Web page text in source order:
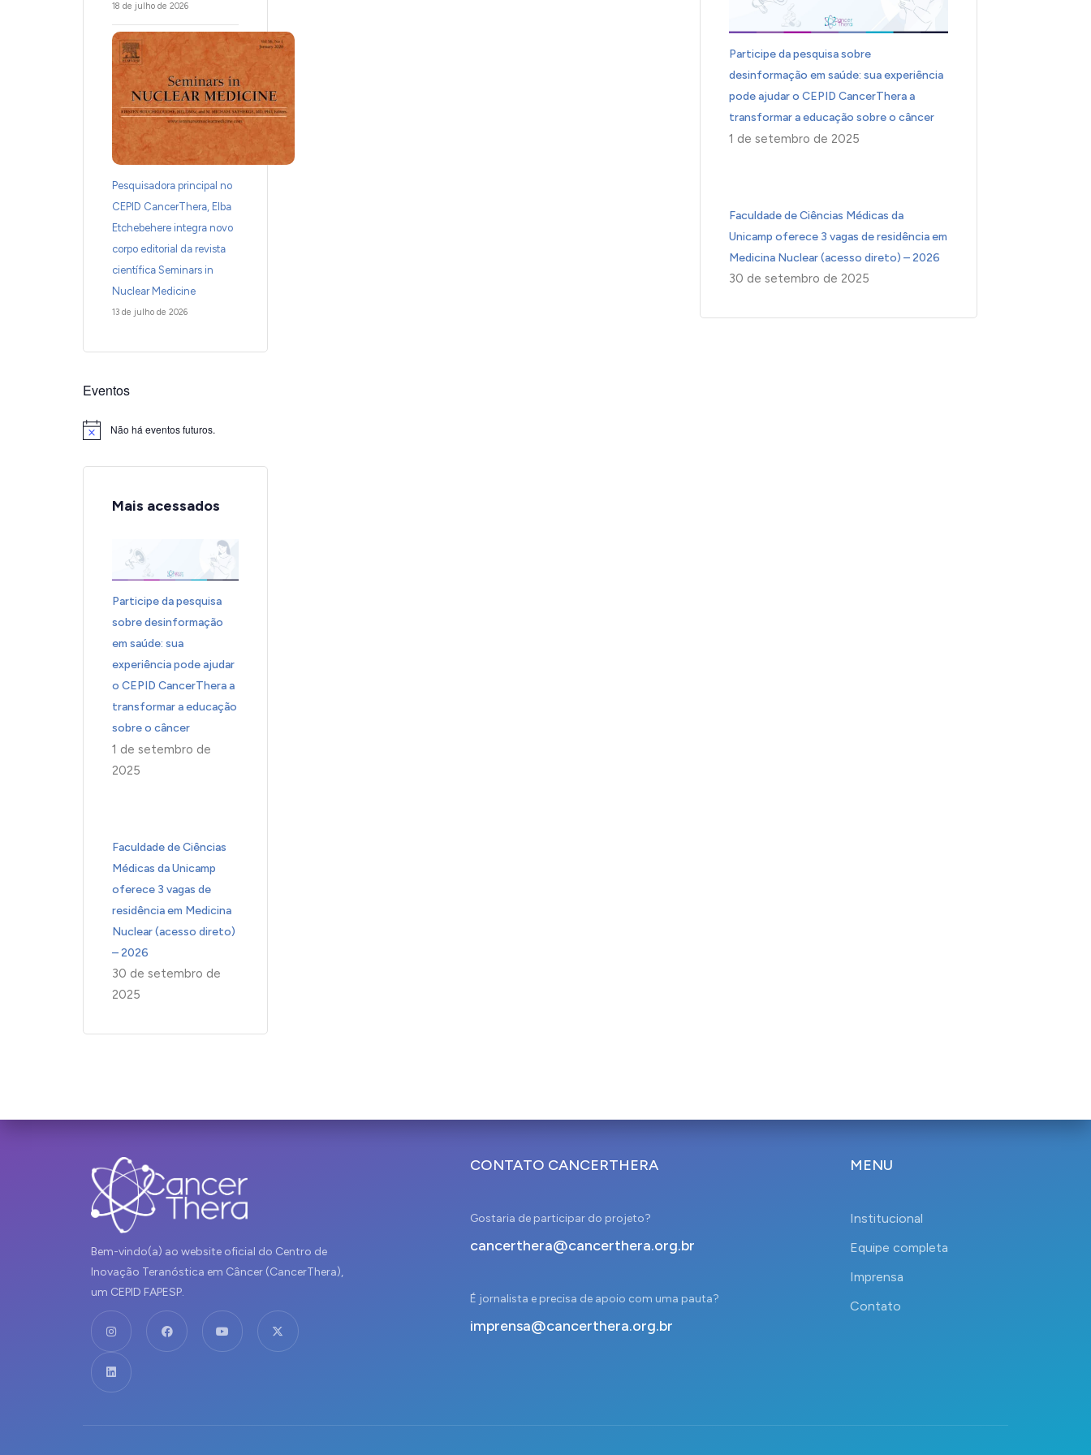
18 de julho de 2026
Pesquisadora principal no
CEPID CancerThera, Elba
Etchebehere integra novo
corpo editorial da revista
científica Seminars in
Nuclear Medicine
13 de julho de 2026
Eventos
Notice Não há eventos futuros.
Mais acessados
Participe da pesquisa
sobre desinformação
em saúde: sua
experiência pode ajudar
o CEPID CancerThera a
transformar a educação
sobre o câncer
1 de setembro de
2025
Faculdade de Ciências
Médicas da Unicamp
oferece 3 vagas de
residência em Medicina
Nuclear (acesso direto)
– 2026
30 de setembro de
2025
Participe da pesquisa sobre
desinformação em saúde: sua experiência
pode ajudar o CEPID CancerThera a
transformar a educação sobre o câncer
1 de setembro de 2025
Faculdade de Ciências Médicas da
Unicamp oferece 3 vagas de residência em
Medicina Nuclear (acesso direto) – 2026
30 de setembro de 2025
Bem-vindo(a) ao website oficial do Centro de
Inovação Teranóstica em Câncer (CancerThera),
um CEPID FAPESP.
CONTATO CANCERTHERA
Gostaria de participar do projeto?
cancerthera@cancerthera.org.br
É jornalista e precisa de apoio com uma pauta?
imprensa@cancerthera.org.br
MENU
Institucional
Equipe completa
Imprensa
Contato